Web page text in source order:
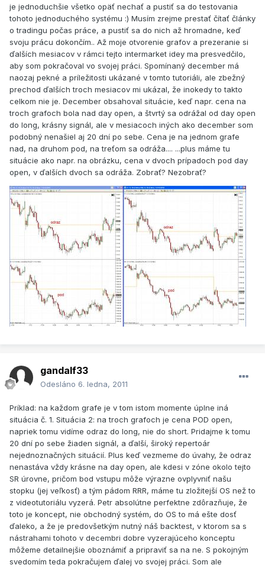
je jednoduchšie všetko opäť nechať a pustiť sa do testovania
tohoto jednoduchého systému :) Musím zrejme prestať čítať články
o tradingu počas práce, a pustiť sa do nich až hromadne, keď
svoju prácu dokončím.. Až moje otvorenie grafov a prezeranie si
ďalších mesiacov v rámci tejto intermarket idey ma presvedčilo,
aby som pokračoval vo svojej práci. Spomínaný december má
naozaj pekné a príležitosti ukázané v tomto tutoriáli, ale zbežný
prechod ďalších troch mesiacov mi ukázal, že inokedy to takto
celkom nie je. December obsahoval situácie, keď napr. cena na
troch grafoch bola nad day open, a štvrtý sa odrážal od day open
do long, krásny signál, ale v mesiacoch iných ako december som
podobný nenašiel aj 20 dní po sebe. Cena je na jednom grafe
nad, na druhom pod, na treťom sa odráža.... ...plus máme tu
situácie ako napr. na obrázku, cena v dvoch prípadoch pod day
open, v ďalších dvoch sa odráža. Zobrať? Nezobrať?
gandalf33
Odesláno 6. ledna, 2011
Príklad: na každom grafe je v tom istom momente úplne iná
situácia č. 1. Situácia 2: na troch grafoch je cena POD open,
napriek tomu vidíme odraz do long, nie do short. Pridajme k tomu
20 dní po sebe žiaden signál, a ďalší, široký repertoár
nejednoznačných situácií. Plus keď vezmeme do úvahy, že odraz
nenastáva vždy krásne na day open, ale kdesi v zóne okolo tejto
SR úrovne, pričom bod vstupu môže výrazne ovplyvniť našu
stopku (jej veľkosť) a tým pádom RRR, máme tu zložitejší OS než to
z videotutoriálu vyzerá. Petr absolútne perfektne zdôrazňuje, že
toto je koncept, nie obchodný systém, do OS to má ešte dosť
ďaleko, a že je predovšetkým nutný náš backtest, v ktorom sa s
nástrahami tohoto v decembri dobre vyzerajúceho konceptu
môžeme detailnejšie oboznámiť a pripraviť sa na ne. S pokojným
svedomím teda pokračujem ďalej vo svojej práci. Som ale